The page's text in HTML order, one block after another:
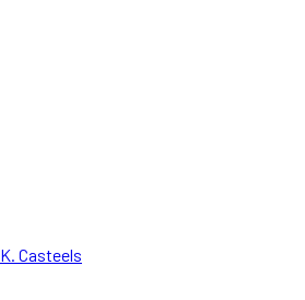
K. Casteels